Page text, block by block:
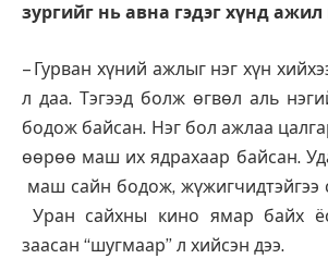
зургийг нь авна гэдэг хүнд
– Гурван хүний ажлыг нэг хүн
л даа. Тэгээд болж өгвөл аль
бодож байсан. Нэг бол ажлаа
өөрөө маш их ядрахаар байсан.
маш сайн бодож, жүжигчидтэйгээ
Уран сайхны кино ямар байх
заасан “шугмаар” л хийсэн дээ.